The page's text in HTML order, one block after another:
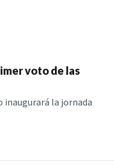
voto de las
inaugurará la jornada